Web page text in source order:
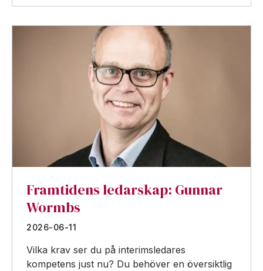
Framtidens ledarskap: Gunnar
Wormbs
2026-06-11
Vilka krav ser du på interimsledares
kompetens just nu? Du behöver en översiktlig